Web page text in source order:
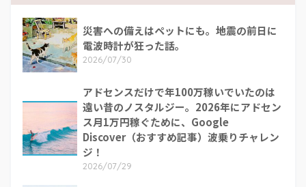
災害への備えはペットにも。地震の前日に
電波時計が狂った話。
2026/07/30
アドセンスだけで年100万稼いでいたのは
遠い昔のノスタルジー。2026年にアドセン
ス月1万円稼ぐために、Google
Discover（おすすめ記事）波乗りチャレン
ジ！
2026/07/29